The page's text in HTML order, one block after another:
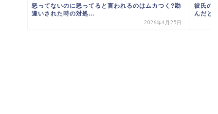
怒ってないのに怒ってると言われるのはムカつく?勘
違いされた時の対処...
2026年4月25日
彼氏の
んだと